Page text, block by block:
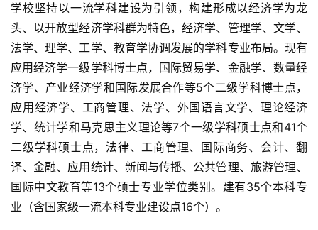
学校坚持以一流学科建设为引领，构建形成以经济学为龙
头、以开放型经济学科群为特色，经济学、管理学、文学、
法学、理学、工学、教育学协调发展的学科专业布局。现有
应用经济学一级学科博士点，国际贸易学、金融学、数量经
济学、产业经济学和国际发展合作等5个二级学科博士点，
应用经济学、工商管理、法学、外国语言文学、理论经济
学、统计学和马克思主义理论等7个一级学科硕士点和41个
二级学科硕士点，法律、工商管理、国际商务、会计、翻
译、金融、应用统计、新闻与传播、公共管理、旅游管理、
国际中文教育等13个硕士专业学位类别。建有35个本科专
业（含国家级一流本科专业建设点16个）。